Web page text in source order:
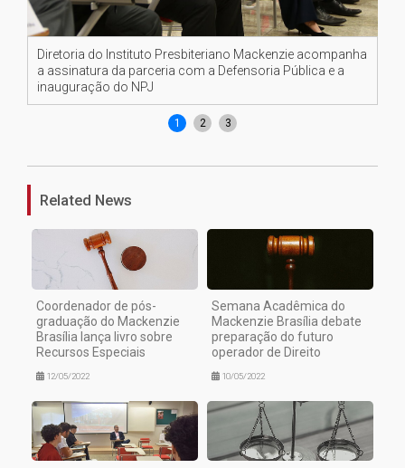
Diretoria do Instituto Presbiteriano Mackenzie acompanha
a assinatura da parceria com a Defensoria Pública e a
inauguração do NPJ
1 2 3
Related News
Coordenador de pós-
graduação do Mackenzie
Brasília lança livro sobre
Recursos Especiais
12/05/2022
Semana Acadêmica do
Mackenzie Brasília debate
preparação do futuro
operador de Direito
10/05/2022